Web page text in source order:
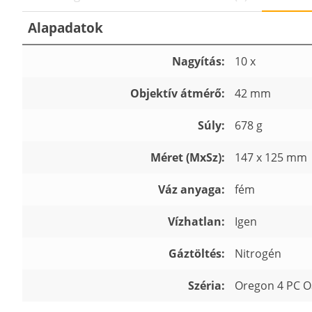
Alapadatok
Nagyítás: 10 x
Objektív átmérő: 42 mm
Súly: 678 g
Méret (MxSz): 147 x 125 mm
Váz anyaga: fém
Vízhatlan: Igen
Gáztöltés: Nitrogén
Széria: Oregon 4 PC